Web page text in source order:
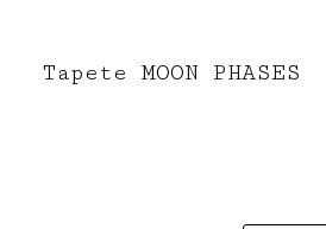
Tapete MOON PHASES